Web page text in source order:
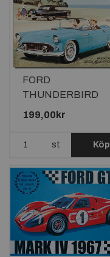
FORD
THUNDERBIRD
PLÅTSKYLT
199,00kr
st Köp